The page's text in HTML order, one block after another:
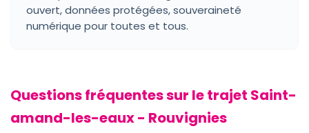
ouvert, données protégées, souveraineté
numérique pour toutes et tous.
Questions fréquentes sur le trajet Saint-
amand-les-eaux - Rouvignies